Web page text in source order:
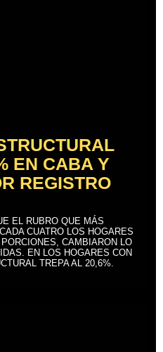
EN CABA Y
REGISTRO
EL RUBRO QUE MÁS
CUATRO LOS HOGARES
CAMBIARON LO
EN LOS HOGARES CON
TREPA AL 20,6%.